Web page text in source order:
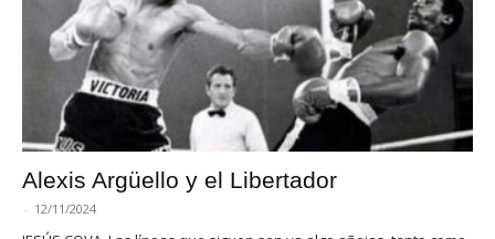
Alexis Argüello y el Libertador
- 12/11/2024